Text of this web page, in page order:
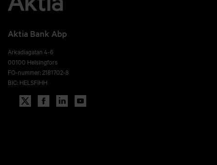
Aktia Bank Abp
Arkadiagatan 4-6
00100 Helsingfors
FO-nummer: 2181702-8
BIC: HELSFIHH